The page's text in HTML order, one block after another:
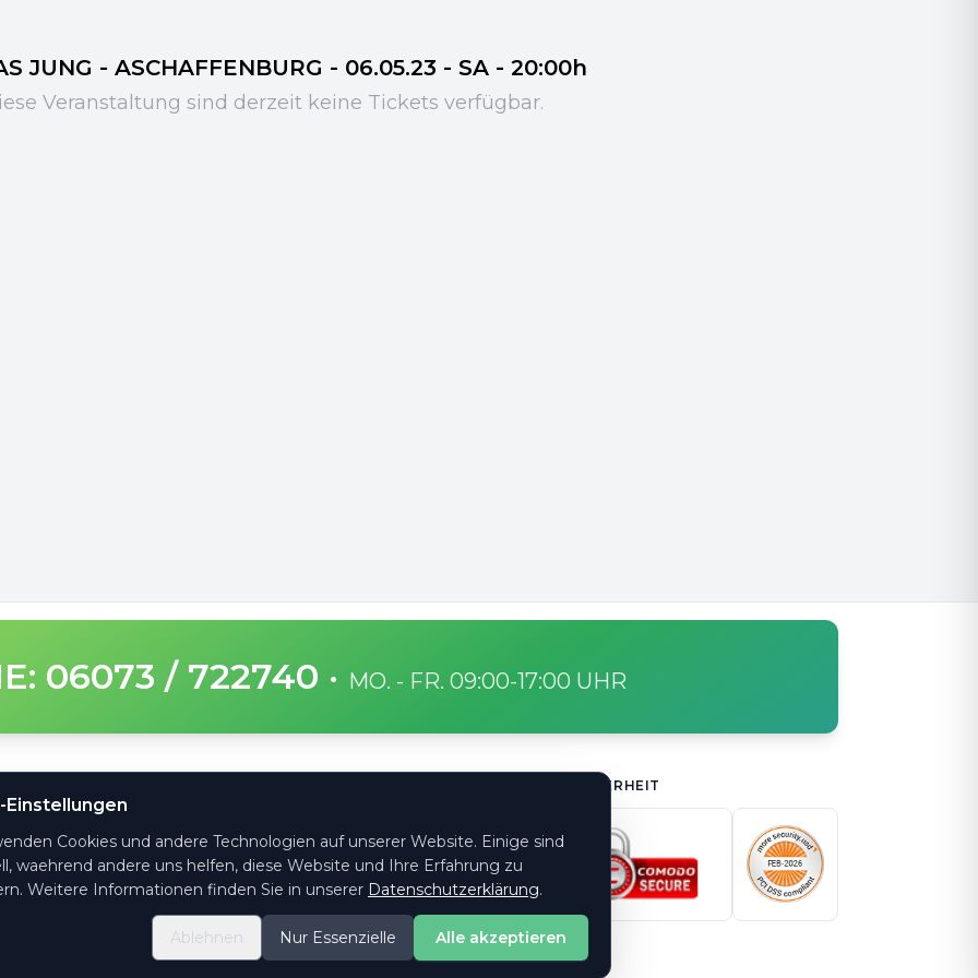
JUNG - ASCHAFFENBURG - 06.05.23 - SA - 20:00h
Veranstaltung sind derzeit keine Tickets verfügbar.
06073 / 722740 · MO. - FR. 09:00-17:00 UHR
es
SICHERHEIT
Einstellungen
Cookies und andere Technologien auf unserer Website. Einige sind
waehrend andere uns helfen, diese Website und Ihre Erfahrung zu
Weitere Informationen finden Sie in unserer Datenschutzerklärung.
Ablehnen Nur Essenzielle Alle akzeptieren